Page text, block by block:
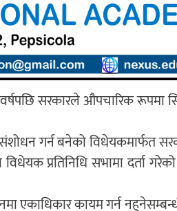
सरकारले औपचारिक रूपमा
गर्न बनेको विधेयकमार्फत
प्रतिनिधि सभामा दर्ता
एकाधिकार कायम गर्न